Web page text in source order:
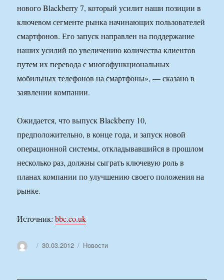
нового Blackberry 7, который усилит наши позиции в
ключевом сегменте рынка начинающих пользователей
смартфонов. Его запуск направлен на поддержание
наших усилий по увеличению количества клиентов
путем их перевода с многофункциональных
мобильных телефонов на смартфоны», — сказано в
заявлении компании.
Ожидается, что выпуск Blackberry 10,
предположительно, в конце года, и запуск новой
операционной системы, откладывавшийся в прошлом
несколько раз, должны сыграть ключевую роль в
планах компании по улучшению своего положения на
рынке.
Источник:bbc.co.uk
АвторОпубликовано
30.03.2012 Рубрики
Новости